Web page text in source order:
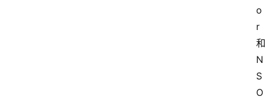
o
r
和
N
S
O